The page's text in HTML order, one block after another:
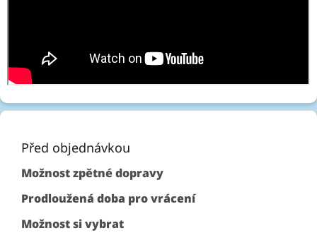
Z
Před objednávkou
Možnost zpětné dopravy
Prodloužená doba pro vrácení
Možnost si vybrat